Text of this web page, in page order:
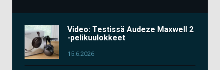
Video: Testissä Audeze Maxwell 2
-pelikuulokkeet
15.6.2026